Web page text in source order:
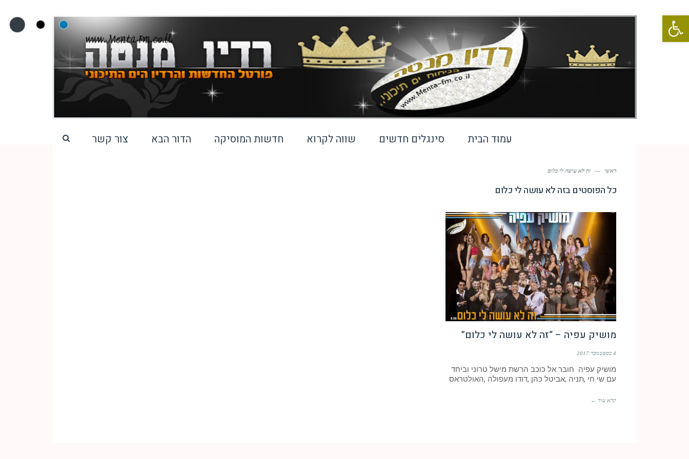
פתח סרגל נגישות
עמוד הבית סינגלים חדשים שווה לקרוא חדשות המוסיקה הדור הבא צור קשר
ראשי — זה לא עושה לי כלום
כל הפוסטים בזה לא עושה לי כלום
מושיק עפיה – “זה לא עושה לי כלום”
4 בספטמבר 2017
מושיק עפיה חובר אל כוכב הרשת מישל טרוני וביחד
עם שי חי ,תניה ,אביטל כהן ,דודו מעפולה ,האולטראס
קרא עוד ←